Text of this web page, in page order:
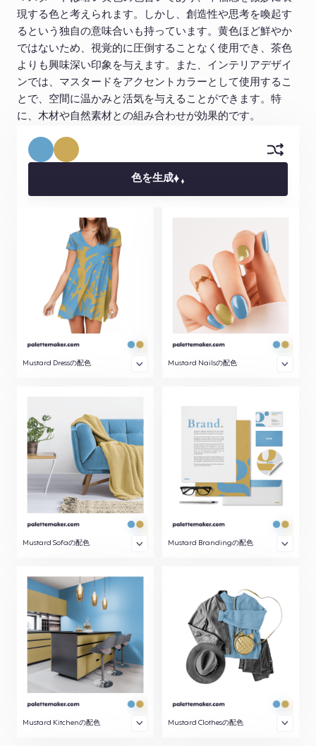
現する色と考えられます。しかし、創造性や思考を喚起す
るという独自の意味合いも持っています。黄色ほど鮮やか
ではないため、視覚的に圧倒することなく使用でき、茶色
よりも興味深い印象を与えます。また、インテリアデザイ
ンでは、マスタードをアクセントカラーとして使用するこ
とで、空間に温かみと活気を与えることができます。特
に、木材や自然素材との組み合わせが効果的です。
色を生成
Mustard Dressの配色 Mustard Nailsの配色
Mustard Sofaの配色 Mustard Brandingの配色
Mustard Kitchenの配色 Mustard Clothesの配色